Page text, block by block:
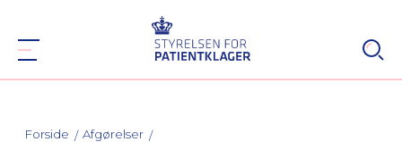
Forside
Afgørelser